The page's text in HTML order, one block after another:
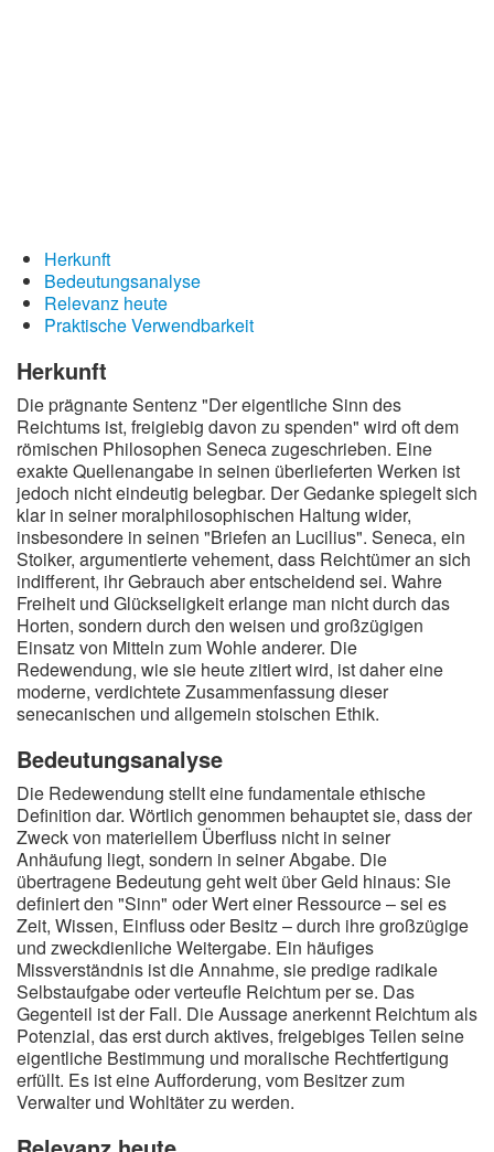
Sprichwörter
Deutsche Sprichwörter
Englische Sprichwörter
Lateinische Sprichwörter
Herkunft
Bedeutungsanalyse
Relevanz heute
Praktische Verwendbarkeit
Herkunft
Die prägnante Sentenz "Der eigentliche Sinn des
Reichtums ist, freigiebig davon zu spenden" wird oft dem
römischen Philosophen Seneca zugeschrieben. Eine
exakte Quellenangabe in seinen überlieferten Werken ist
jedoch nicht eindeutig belegbar. Der Gedanke spiegelt sich
klar in seiner moralphilosophischen Haltung wider,
insbesondere in seinen "Briefen an Lucilius". Seneca, ein
Stoiker, argumentierte vehement, dass Reichtümer an sich
indifferent, ihr Gebrauch aber entscheidend sei. Wahre
Freiheit und Glückseligkeit erlange man nicht durch das
Horten, sondern durch den weisen und großzügigen
Einsatz von Mitteln zum Wohle anderer. Die
Redewendung, wie sie heute zitiert wird, ist daher eine
moderne, verdichtete Zusammenfassung dieser
senecanischen und allgemein stoischen Ethik.
Bedeutungsanalyse
Die Redewendung stellt eine fundamentale ethische
Definition dar. Wörtlich genommen behauptet sie, dass der
Zweck von materiellem Überfluss nicht in seiner
Anhäufung liegt, sondern in seiner Abgabe. Die
übertragene Bedeutung geht weit über Geld hinaus: Sie
definiert den "Sinn" oder Wert einer Ressource – sei es
Zeit, Wissen, Einfluss oder Besitz – durch ihre großzügige
und zweckdienliche Weitergabe. Ein häufiges
Missverständnis ist die Annahme, sie predige radikale
Selbstaufgabe oder verteufle Reichtum per se. Das
Gegenteil ist der Fall. Die Aussage anerkennt Reichtum als
Potenzial, das erst durch aktives, freigebiges Teilen seine
eigentliche Bestimmung und moralische Rechtfertigung
erfüllt. Es ist eine Aufforderung, vom Besitzer zum
Verwalter und Wohltäter zu werden.